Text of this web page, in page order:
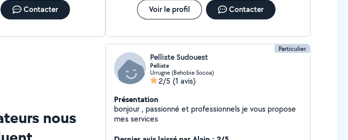
Contacter Voir le profil Contacter
nous
Particulier
Pelliste Sudouest
Pelliste
Urrugne (Behobie Socoa)
2/5 (1 avis)
Présentation
bonjour , passionné et professionnels je vous propose
mes services